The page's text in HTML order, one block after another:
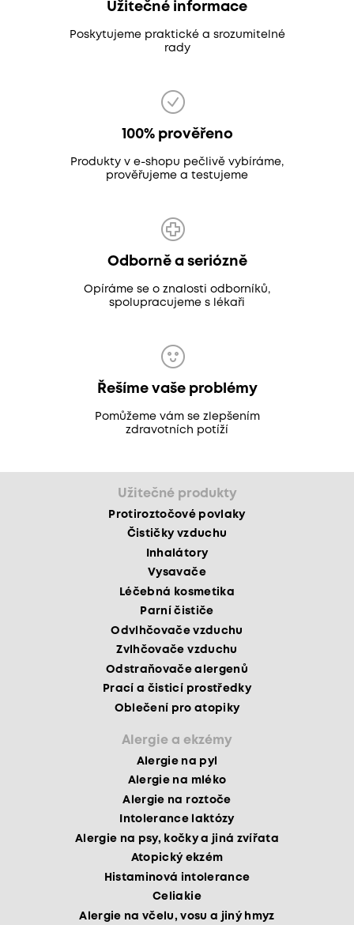
Užitečné informace
Poskytujeme praktické a srozumitelné
rady
100% prověřeno
Produkty v e-shopu pečlivě vybíráme,
prověřujeme a testujeme
Odborně a seriózně
Opíráme se o znalosti odborníků,
spolupracujeme s lékaři
Řešíme vaše problémy
Pomůžeme vám se zlepšením
zdravotních potíží
Užitečné produkty
Protiroztočové povlaky
Čističky vzduchu
Inhalátory
Vysavače
Léčebná kosmetika
Parní čističe
Odvlhčovače vzduchu
Zvlhčovače vzduchu
Odstraňovače alergenů
Prací a čisticí prostředky
Oblečení pro atopiky
Alergie a ekzémy
Alergie na pyl
Alergie na mléko
Alergie na roztoče
Intolerance laktózy
Alergie na psy, kočky a jiná zvířata
Atopický ekzém
Histaminová intolerance
Celiakie
Alergie na včelu, vosu a jiný hmyz